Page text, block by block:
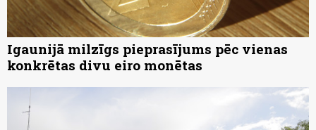
Igaunijā milzīgs pieprasījums pēc vienas
konkrētas divu eiro monētas